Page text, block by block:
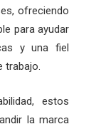
ofreciendo
para ayudar
y una fiel
trabajo.
estos
la marca